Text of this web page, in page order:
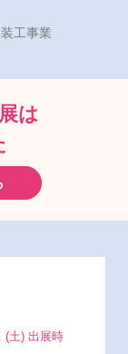
工事業
は
(土) 出展時